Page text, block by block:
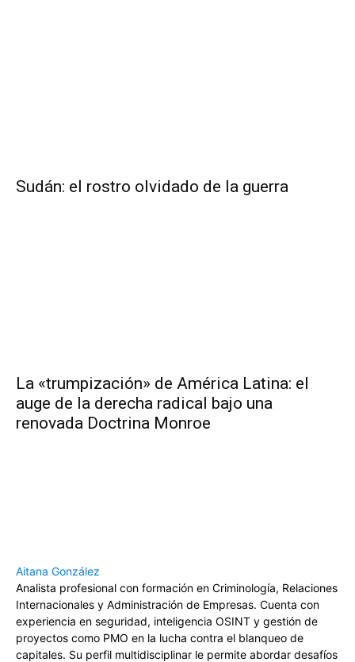
Sudán: el rostro olvidado de la guerra
La «trumpización» de América Latina: el
auge de la derecha radical bajo una
renovada Doctrina Monroe
Aitana González
Analista profesional con formación en Criminología, Relaciones
Internacionales y Administración de Empresas. Cuenta con
experiencia en seguridad, inteligencia OSINT y gestión de
proyectos como PMO en la lucha contra el blanqueo de
capitales. Su perfil multidisciplinar le permite abordar desafíos